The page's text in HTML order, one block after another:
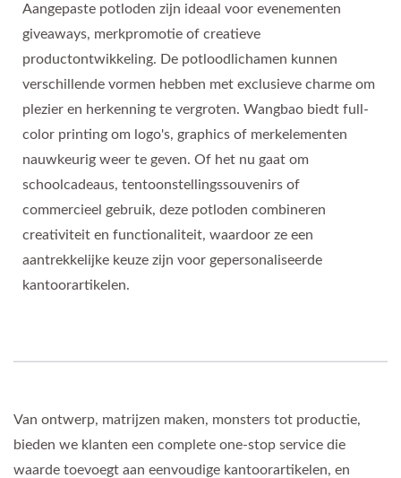
Aangepaste potloden zijn ideaal voor evenementen
giveaways, merkpromotie of creatieve
productontwikkeling. De potloodlichamen kunnen
verschillende vormen hebben met exclusieve charme om
plezier en herkenning te vergroten. Wangbao biedt full-
color printing om logo's, graphics of merkelementen
nauwkeurig weer te geven. Of het nu gaat om
schoolcadeaus, tentoonstellingssouvenirs of
commercieel gebruik, deze potloden combineren
creativiteit en functionaliteit, waardoor ze een
aantrekkelijke keuze zijn voor gepersonaliseerde
kantoorartikelen.
Van ontwerp, matrijzen maken, monsters tot productie,
bieden we klanten een complete one-stop service die
waarde toevoegt aan eenvoudige kantoorartikelen, en